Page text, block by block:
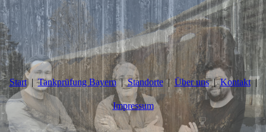
Start Tankprüfung Bayern Standorte Über uns Kontakt
Impressum